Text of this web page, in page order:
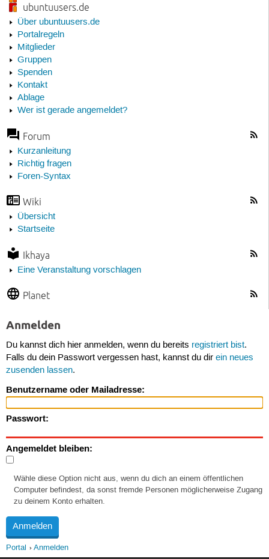
ubuntuusers.de
Über ubuntuusers.de
Portalregeln
Mitglieder
Gruppen
Spenden
Kontakt
Ablage
Wer ist gerade angemeldet?
Forum
Kurzanleitung
Richtig fragen
Foren-Syntax
Wiki
Übersicht
Startseite
Ikhaya
Eine Veranstaltung vorschlagen
Planet
Anmelden
Du kannst dich hier anmelden, wenn du bereits registriert bist.
Falls du dein Passwort vergessen hast, kannst du dir ein neues
zusenden lassen.
Benutzername oder Mailadresse:
Passwort:
Angemeldet bleiben:
Wähle diese Option nicht aus, wenn du dich an einem öffentlichen
Computer befindest, da sonst fremde Personen möglicherweise Zugang
zu deinem Konto erhalten.
Portal Anmelden